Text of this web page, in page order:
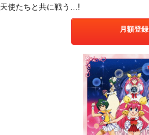
天使たちと共に戦う…!
月額登録